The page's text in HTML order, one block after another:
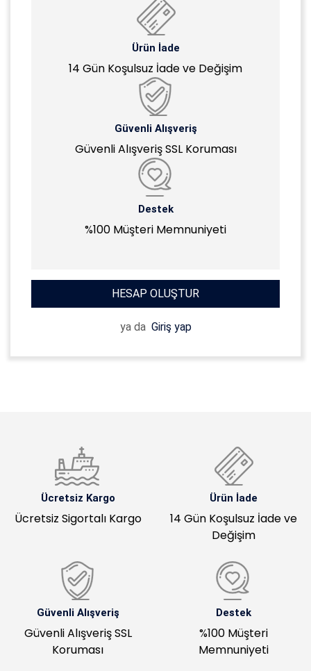
Ürün İade
14 Gün Koşulsuz İade ve Değişim
Güvenli Alışveriş
Güvenli Alışveriş SSL Koruması
Destek
%100 Müşteri Memnuniyeti
HESAP OLUŞTUR
ya da Giriş yap
Ücretsiz Kargo
Ücretsiz Sigortalı Kargo
Ürün İade
14 Gün Koşulsuz İade ve
Değişim
Güvenli Alışveriş
Güvenli Alışveriş SSL
Koruması
Destek
%100 Müşteri
Memnuniyeti